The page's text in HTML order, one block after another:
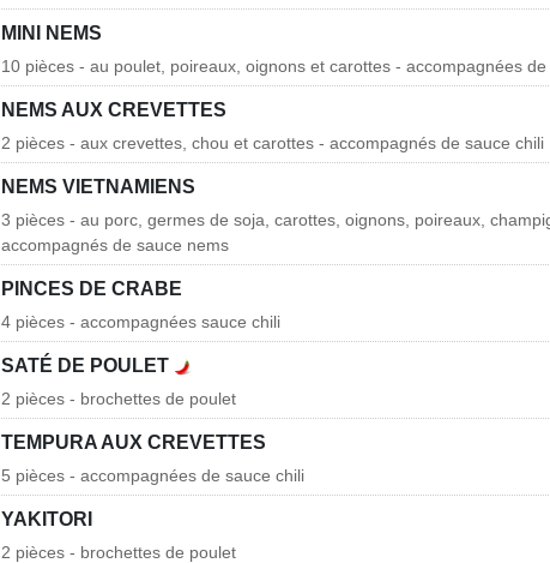
MINI NEMS
10 pièces - au poulet, poireaux, oignons et carottes - accompagnées
NEMS AUX CREVETTES
2 pièces - aux crevettes, chou et carottes - accompagnés de sauce chili
NEMS VIETNAMIENS
3 pièces - au porc, germes de soja, carottes, oignons, poireaux,
accompagnés de sauce nems
PINCES DE CRABE
4 pièces - accompagnées sauce chili
SATÉ DE POULET
2 pièces - brochettes de poulet
TEMPURA AUX CREVETTES
5 pièces - accompagnées de sauce chili
YAKITORI
2 pièces - brochettes de poulet